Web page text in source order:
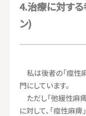
4.治療に対する
ン)
私は後者の「痙性
門にしています。
ただし「弛緩性麻
に対して、「痙性麻